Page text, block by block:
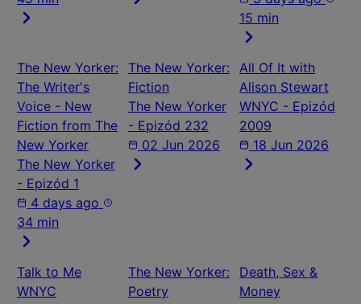
15 min
The New Yorker:
The Writer's
Voice - New
Fiction from The
New Yorker
The New Yorker
- Epizód 1
4 days ago
34 min
The New Yorker:
Fiction
The New Yorker
- Epizód 232
02 Jun 2026
All Of It with
Alison Stewart
WNYC - Epizód
2009
18 Jun 2026
Talk to Me
WNYC
The New Yorker:
Poetry
Death, Sex &
Money